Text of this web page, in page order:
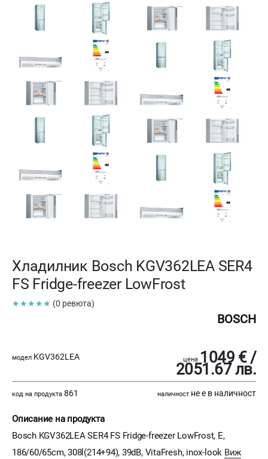
Хладилник Bosch KGV362LEA SER4
FS Fridge-freezer LowFrost
★★★★★ (0 ревюта)
BOSCH
модел KGV362LEA цена 1049 € /
2051.67 лв.
код на продукта 861 наличност не е в наличност
Описание на продукта
Bosch KGV362LEA SER4 FS Fridge-freezer LowFrost, E,
186/60/65cm, 308l(214+94), 39dB, VitaFresh, inox-look Виж